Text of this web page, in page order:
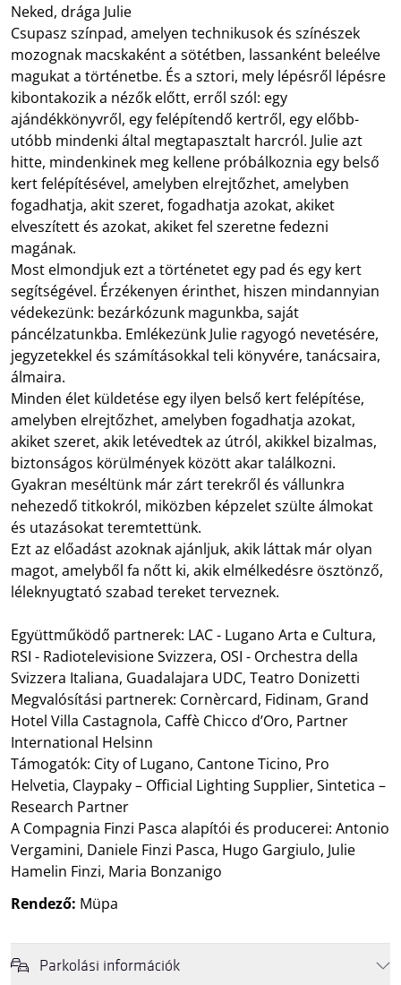
Neked, drága Julie
Csupasz színpad, amelyen technikusok és színészek
mozognak macskaként a sötétben, lassanként beleélve
magukat a történetbe. És a sztori, mely lépésről lépésre
kibontakozik a nézők előtt, erről szól: egy
ajándékkönyvről, egy felépítendő kertről, egy előbb-
utóbb mindenki által megtapasztalt harcról. Julie azt
hitte, mindenkinek meg kellene próbálkoznia egy belső
kert felépítésével, amelyben elrejtőzhet, amelyben
fogadhatja, akit szeret, fogadhatja azokat, akiket
elveszített és azokat, akiket fel szeretne fedezni
magának.
Most elmondjuk ezt a történetet egy pad és egy kert
segítségével. Érzékenyen érinthet, hiszen mindannyian
védekezünk: bezárkózunk magunkba, saját
páncélzatunkba. Emlékezünk Julie ragyogó nevetésére,
jegyzetekkel és számításokkal teli könyvére, tanácsaira,
álmaira.
Minden élet küldetése egy ilyen belső kert felépítése,
amelyben elrejtőzhet, amelyben fogadhatja azokat,
akiket szeret, akik letévedtek az útról, akikkel bizalmas,
biztonságos körülmények között akar találkozni.
Gyakran meséltünk már zárt terekről és vállunkra
nehezedő titkokról, miközben képzelet szülte álmokat
és utazásokat teremtettünk.
Ezt az előadást azoknak ajánljuk, akik láttak már olyan
magot, amelyből fa nőtt ki, akik elmélkedésre ösztönző,
léleknyugtató szabad tereket terveznek.
Együttműködő partnerek: LAC - Lugano Arta e Cultura,
RSI - Radiotelevisione Svizzera, OSI - Orchestra della
Svizzera Italiana, Guadalajara UDC, Teatro Donizetti
Megvalósítási partnerek: Cornèrcard, Fidinam, Grand
Hotel Villa Castagnola, Caffè Chicco d’Oro, Partner
International Helsinn
Támogatók: City of Lugano, Cantone Ticino, Pro
Helvetia, Claypaky – Official Lighting Supplier, Sintetica –
Research Partner
A Compagnia Finzi Pasca alapítói és producerei: Antonio
Vergamini, Daniele Finzi Pasca, Hugo Gargiulo, Julie
Hamelin Finzi, Maria Bonzanigo
Rendező: Müpa
Parkolási információk